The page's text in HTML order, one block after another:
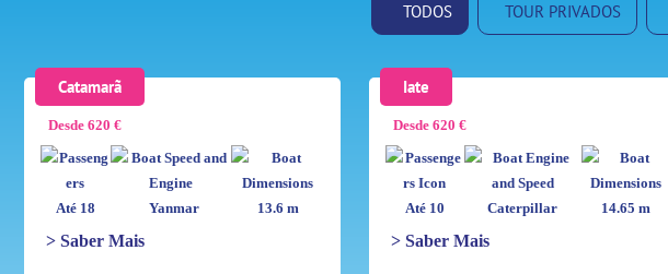
TODOS TOUR PRIVADOS
Catamarã
Desde 620 €
Até 18 Yanmar 13.6 m
> Saber Mais
Iate
Desde 620 €
Até 10 Caterpillar 14.65 m
> Saber Mais